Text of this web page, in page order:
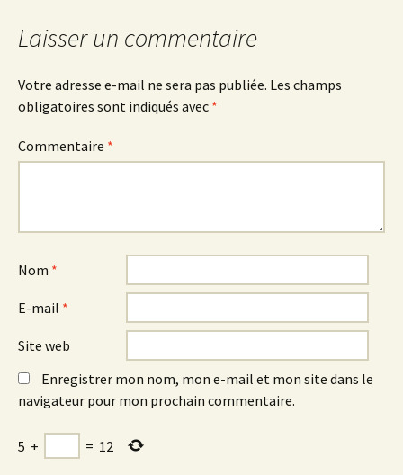
articles
Laisser un commentaire
Votre adresse e-mail ne sera pas publiée. Les champs
obligatoires sont indiqués avec *
Commentaire *
Nom *
E-mail *
Site web
Enregistrer mon nom, mon e-mail et mon site dans le
navigateur pour mon prochain commentaire.
5 + = 12